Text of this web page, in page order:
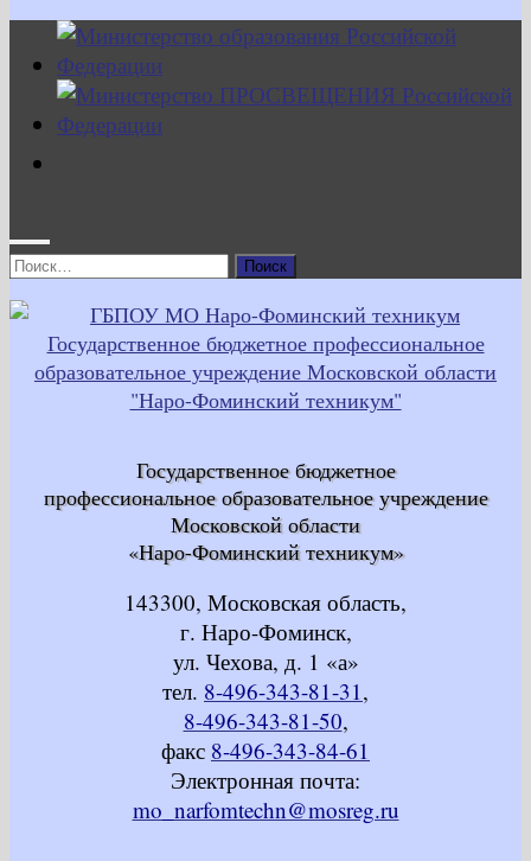
Найти:
Государственное бюджетное
профессиональное образовательное учреждение
Московской области
«Наро-Фоминский техникум»
143300, Московская область,
г. Наро-Фоминск,
ул. Чехова, д. 1 «а»
тел. 8-496-343-81-31,
8-496-343-81-50,
факс 8-496-343-84-61
Электронная почта:
mo_narfomtechn@mosreg.ru